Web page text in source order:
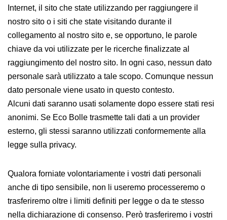
Internet, il sito che state utilizzando per raggiungere il
nostro sito o i siti che state visitando durante il
collegamento al nostro sito e, se opportuno, le parole
chiave da voi utilizzate per le ricerche finalizzate al
raggiungimento del nostro sito. In ogni caso, nessun dato
personale sarà utilizzato a tale scopo. Comunque nessun
dato personale viene usato in questo contesto.
Alcuni dati saranno usati solamente dopo essere stati resi
anonimi. Se Eco Bolle trasmette tali dati a un provider
esterno, gli stessi saranno utilizzati conformemente alla
legge sulla privacy.
Qualora forniate volontariamente i vostri dati personali
anche di tipo sensibile, non li useremo processeremo o
trasferiremo oltre i limiti definiti per legge o da te stesso
nella dichiarazione di consenso. Però trasferiremo i vostri